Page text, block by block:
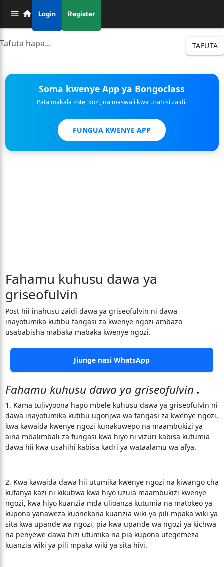
Login Register
TAFUTA
Soma kwenye App ya Bongoclass
Pata makala zote, kozi, na maswali kwa urahisi zaidi.
FUNGUA KWENYE APP
Fahamu kuhusu dawa ya
griseofulvin
Post hii inahusu zaidi dawa ya griseofulvin ni dawa
inayotumika kutibu fangasi za kwenye ngozi ambazo
usababisha mabaka mabaka kwenye ngozi.
Jiunge nasi WhatsApp
Fahamu kuhusu dawa ya griseofulvin .
1. Kama tulivyoona hapo mbele kuhusu dawa ya griseofulvin ni
dawa inayotumika kutibu ugonjwa wa fangasi za kwenye ngozi,
kwa kawaida kwenye ngozi kunakuwepo na maambukizi ya
aina mbalimbali za fungasi kwa hiyo ni vizuri kabisa kutumia
dawa hii kwa usahihi kabisa kadri ya wataalamu wa afya.
2. Kwa kawaida dawa hii utumika kwenye ngozi na kiwango cha
kufanya kazi ni kikubwa kwa hiyo uzuia maambukizi kwenye
ngozi, kwa hiyo kuanzia mda ulioanza kutumia na matokeo ya
kupona yanaweza kuonekana kuanzia wiki ya pili mpaka wiki ya
sita kwa upande wa ngozi, pia kwa upande wa ngozi ya kichwa
na penyewe dawa hizi utumika na pia kupona utegemeza
kuanzia wiki ya pili mpaka wiki ya sita hivi.